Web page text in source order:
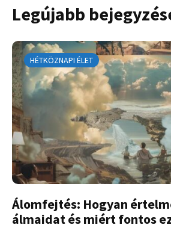
Legújabb
HÉTKÖZNAPI ÉLET
Álomfejtés: Hogyan
álmaidat és miért fontos